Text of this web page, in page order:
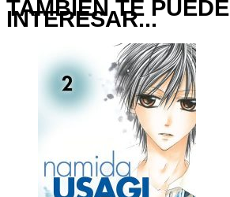
TAMBIÉN TE PUEDE
INTERESAR...